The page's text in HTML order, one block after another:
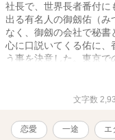
社長で、世界長者番付に
出る有名人の御劔佑（
なく、御劔の会社で秘
心に口説いてくる佑に
う事を決意した。東京
し、お互いの両親とも
ツに向かうとそこで香
る奔放な双子・アロイ
新たなトラブルに巻き
を回りつつ、ヒロイン
文字数
恋愛 一途 エ